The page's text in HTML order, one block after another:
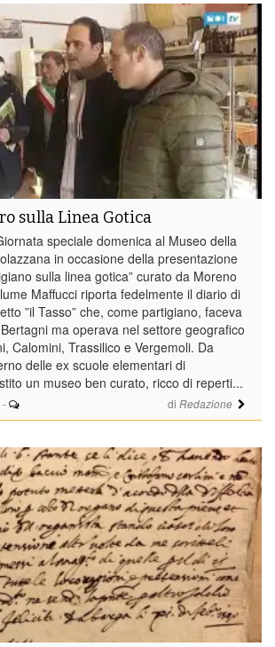
- di Redazione
sulla Linea Gotica
speciale domenica al Museo della
in occasione della presentazione
sulla linea gotica” curato da Moreno
Maffucci riporta fedelmente il diario di
”il Tasso” che, come partigiano, faceva
ma operava nel settore geografico
Calomini, Trassilico e Vergemoli. Da
delle ex scuole elementari di
un museo ben curato, ricco di reperti...